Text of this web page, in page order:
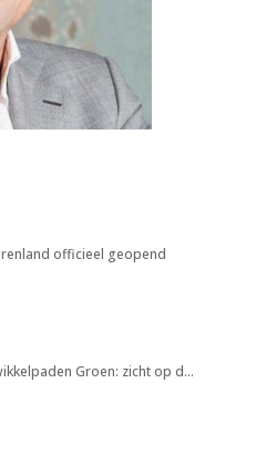
officieel geopend
Groen: zicht op d…